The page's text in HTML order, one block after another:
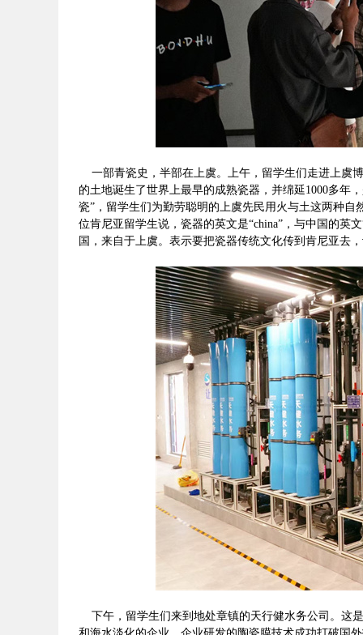
一部青瓷史，半部在上虞。上午，留学生们走进上虞
的土地诞生了世界上最早的成熟瓷器，并绵延1000多年
瓷”，留学生们为勤劳聪明的上虞先民用火与土这两种
位肯尼亚留学生说，瓷器的英文是“china”，与中国的英
国，来自于上虞。表示要把瓷器传统文化传到肯尼亚去
下午，留学生们来到地处章镇的天行健水务公司。这